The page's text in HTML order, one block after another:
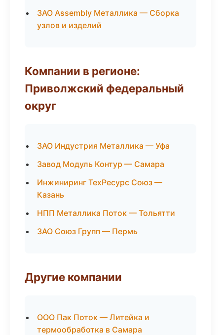
ЗАО Assembly Металлика — Сборка
узлов и изделий
Компании в регионе:
Приволжский федеральный
округ
ЗАО Индустрия Металлика — Уфа
Завод Модуль Контур — Самара
Инжиниринг ТехРесурс Союз —
Казань
НПП Металлика Поток — Тольятти
ЗАО Союз Групп — Пермь
Другие компании
ООО Пак Поток — Литейка и
термообработка в Самара